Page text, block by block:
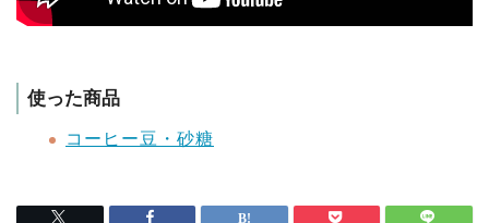
使った商品
コーヒー豆・砂糖